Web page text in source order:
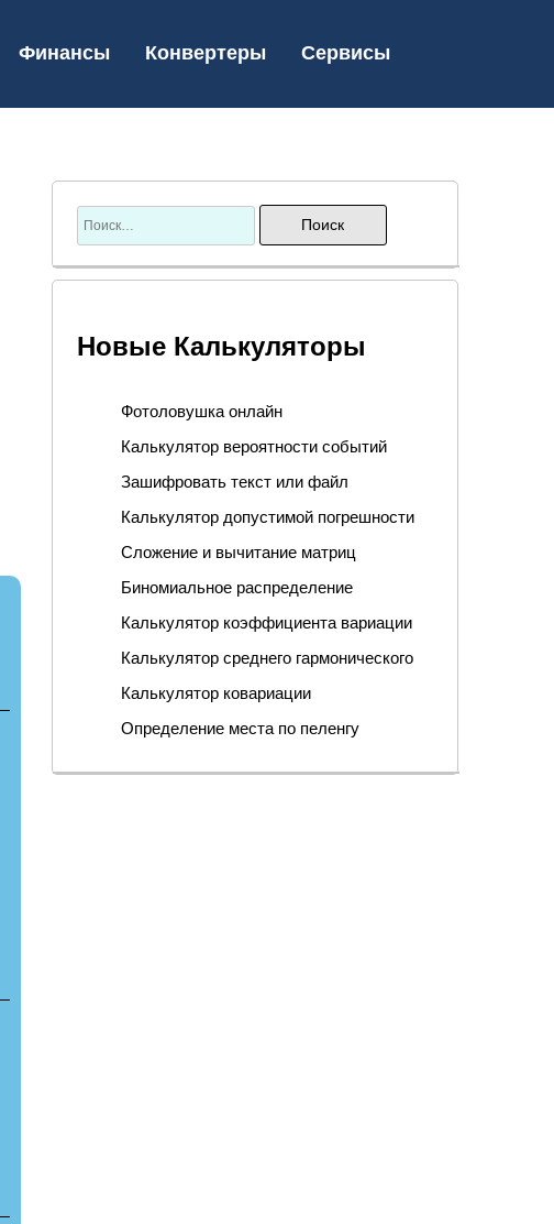
Финансы Конвертеры Сервисы
Новые Калькуляторы
Фотоловушка онлайн
Калькулятор вероятности событий
Зашифровать текст или файл
Калькулятор допустимой погрешности
Сложение и вычитание матриц
Биномиальное распределение
Калькулятор коэффициента вариации
Калькулятор среднего гармонического
Калькулятор ковариации
Определение места по пеленгу